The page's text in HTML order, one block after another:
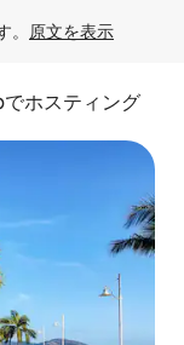
原文を表示
ホスティング